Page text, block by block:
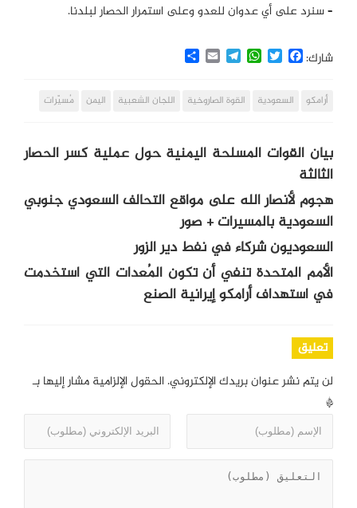
– سنرد على أي عدوان للعدو وعلى استمرار الحصار لبلدنا.
شارك: Facebook
Twitter
WhatsApp
Telegram
Email
Share
أرامكو السعودية القوة الصاروخية اللجان الشعبية اليمن مُسيّرات
بيان القوات المسلحة اليمنية حول عملية كسر الحصار
الثالثة
هجوم لأنصار الله على مواقع التحالف السعودي جنوبي
السعودية بالمسيرات + صور
السعوديون شركاء في نفط دير الزور
الأمم المتحدة تنفي أن تكون المُعدات التي استخدمت
في استهداف أرامكو إيرانية الصنع
تعليق
لن يتم نشر عنوان بريدك الإلكتروني. الحقول الإلزامية مشار إليها بـ
*